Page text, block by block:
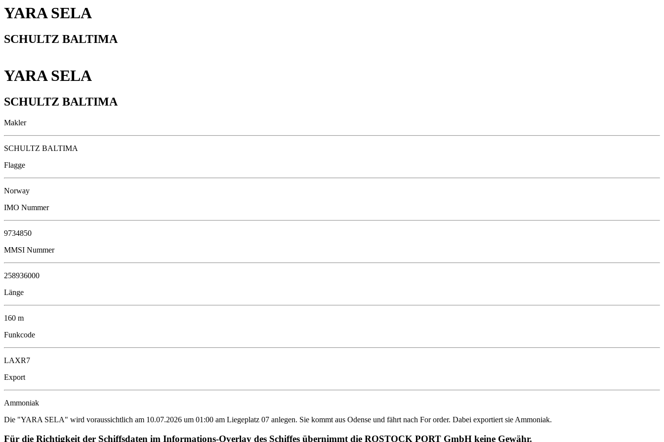
YARA SELA
SCHULTZ BALTIMA
YARA SELA
SCHULTZ BALTIMA
Makler
SCHULTZ BALTIMA
Flagge
Norway
IMO Nummer
9734850
MMSI Nummer
258936000
Länge
160 m
Funkcode
LAXR7
Export
Ammoniak
Die "YARA SELA" wird voraussichtlich am 10.07.2026 um 01:00 am Liegeplatz 07 anlegen. Sie kommt aus Odense und fährt nach For order. Dabei exportiert sie Ammoniak.
Für die Richtigkeit der Schiffsdaten im Informations-Overlay des Schiffes übernimmt die ROSTOCK PORT GmbH keine Gewähr.